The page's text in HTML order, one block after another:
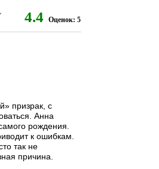
4.4 Оценок: 5
призрак, с
Анна
рождения.
к ошибкам.
так не
причина.